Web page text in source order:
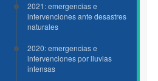
2021: emergencias e
intervenciones ante desastres
naturales
2020: emergencias e
intervenciones por lluvias
intensas